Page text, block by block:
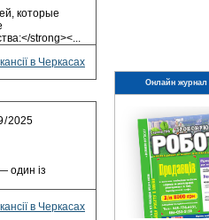
которые
strong><...
в Черкасах
один із
в Черкасах
Онлайн